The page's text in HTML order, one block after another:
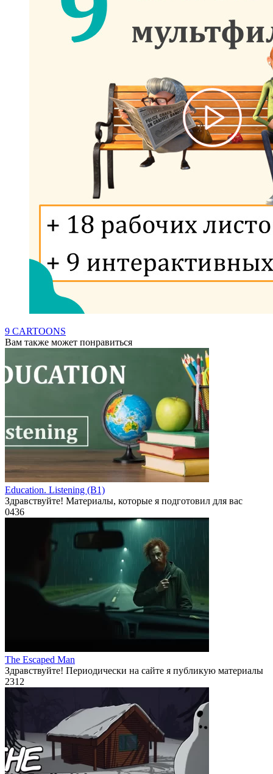
9 CARTOONS
Вам также может понравиться
Education. Listening (B1)
Здравствуйте! Материалы, которые я подготовил для вас
0436
The Escaped Man
Здравствуйте! Периодически на сайте я публикую материалы
2312